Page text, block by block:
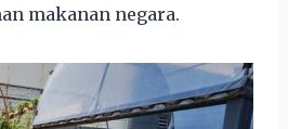
makanan negara.